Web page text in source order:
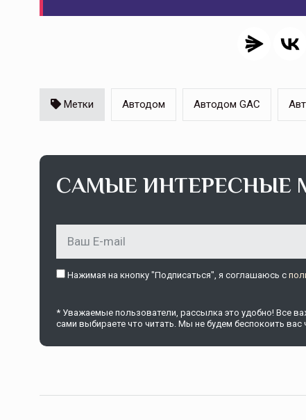
Метки Автодом Автодом GAC
САМЫЕ ИНТЕРЕСНЫЕ
Нажимая на кнопку "Подписаться", я соглашаюсь c
* Уважаемые пользователи, рассылка это удобно! Все
сами выбираете что читать. Мы не будем беспокоить